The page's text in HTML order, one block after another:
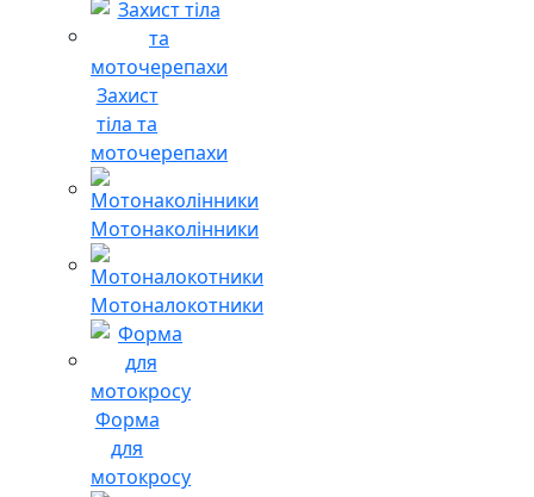
Захист
тіла та
моточерепахи
Мотонаколінники
Мотоналокотники
Форма
для
мотокросу